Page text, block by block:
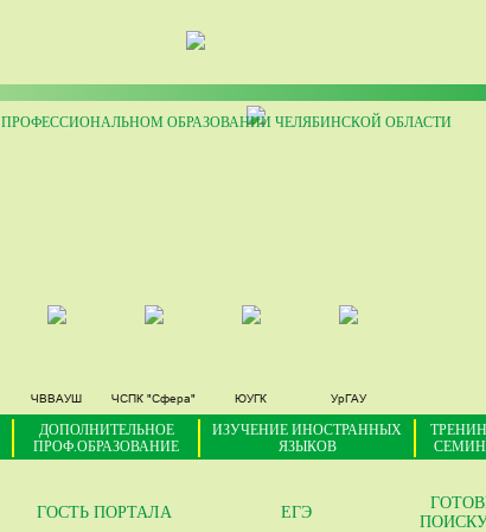
ОБРАЗОВАНИИ ЧЕЛЯБИНСКОЙ ОБЛАСТИ
ЧВВАУШ ЧСПК "Сфера" ЮУГК УрГАУ
ДОПОЛНИТЕЛЬНОЕ
ПРОФ.ОБРАЗОВАНИЕ
ИЗУЧЕНИЕ ИНОСТРАННЫХ
ЯЗЫКОВ
ГОСТЬ ПОРТАЛА ЕГЭ